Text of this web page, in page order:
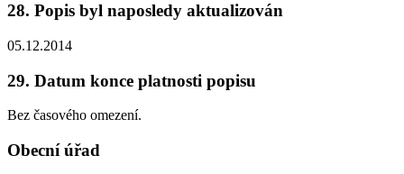
28. Popis byl naposledy aktualizován
05.12.2014
29. Datum konce platnosti popisu
Bez časového omezení.
Obecní úřad